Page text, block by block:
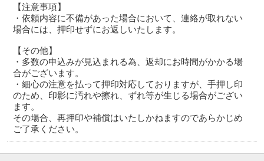
【注意事項】
・依頼内容に不備があった場合において、連絡が取れない
場合には、押印せずにお返しいたします。
【その他】
・多数の申込みが見込まれる為、返却にお時間がかかる場
合がございます。
・細心の注意を払って押印対応しておりますが、手押し印
のため、印影に汚れや擦れ、ずれ等が生じる場合がござい
ます。
その場合、再押印や補償はいたしかねますのであらかじめ
ご了承ください。